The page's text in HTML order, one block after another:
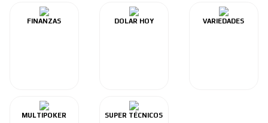
FINANZAS DOLAR HOY VARIEDADES
MULTIPOKER SUPER TÉCNICOS